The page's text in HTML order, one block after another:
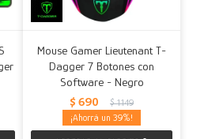
Mouse Gamer Lieutenant T-
Dagger 7 Botones con
Software - Negro
$ 690 $ 1.149
39